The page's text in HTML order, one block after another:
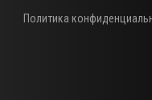
Политика